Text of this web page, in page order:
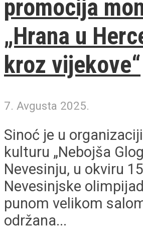
promocija
„Hrana u
kroz vijekove“
7. Avgusta 2025.
Sinoć je u
kulturu „Nebojša
Nevesinju, u okviru
Nevesinjske
punom velikom
održana...